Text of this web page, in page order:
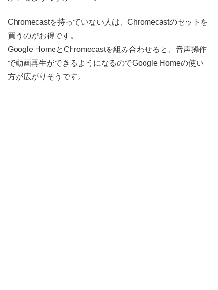
Chromecastを持っていない人は、Chromecastのセットを
買うのがお得です。
Google HomeとChromecastを組み合わせると、音声操作
で動画再生ができるようになるのでGoogle Homeの使い
方が広がりそうです。